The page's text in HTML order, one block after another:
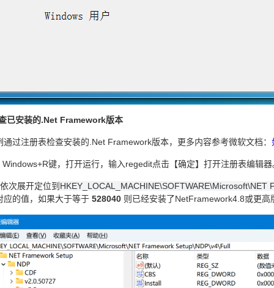
已安装的.Net Framework版本
通过注册表检查安装的.Net Framework版本，更多内容参考微软文档：
Windows+R键，打开运行，输入regedit点击【确定】打开注册表编辑器
次展开定位到 HKEY_LOCAL_MACHINE\SOFTWARE\Microsoft\NET
应的值，如果大于等于 528040 则已经安装了NetFramework4.8或更高